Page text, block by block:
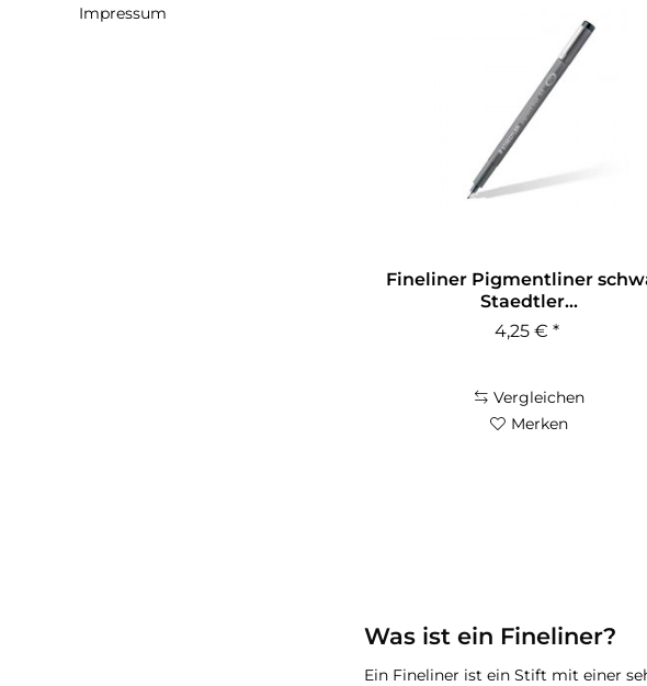
Impressum
Fineliner Pigmentliner
Staedtler...
4,25 € *
Vergleichen
Merken
Was ist ein Fineliner?
Ein Fineliner ist ein Stift mit einer